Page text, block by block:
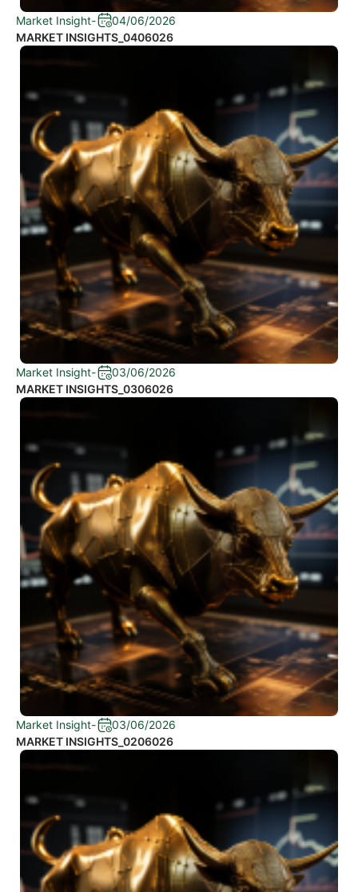
Market Insight-
04/06/2026
MARKET INSIGHTS_0406026
Market Insight-
03/06/2026
MARKET INSIGHTS_0306026
Market Insight-
03/06/2026
MARKET INSIGHTS_0206026